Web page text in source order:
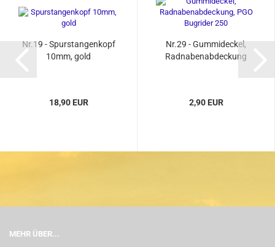
Nr.19 - Spurstangenkopf
10mm, gold
18,90 EUR
Nr.29 - Gummideckel,
Radnabenabdeckung
2,90 EUR
MEHR ÜBER...